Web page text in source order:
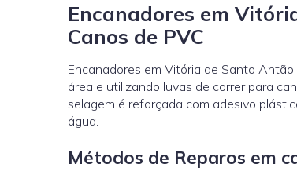
Encanadores em
Canos de PVC
Encanadores em Vitória de Santo
área e utilizando luvas de correr para
selagem é reforçada com adesivo
água.
Métodos de Reparos em